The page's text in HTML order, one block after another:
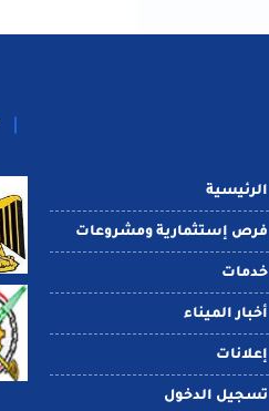
الرئيسية
فرص إستثمارية ومشروعات
خدمات
أخبار الميناء
إعلانات
تسجيل الدخول